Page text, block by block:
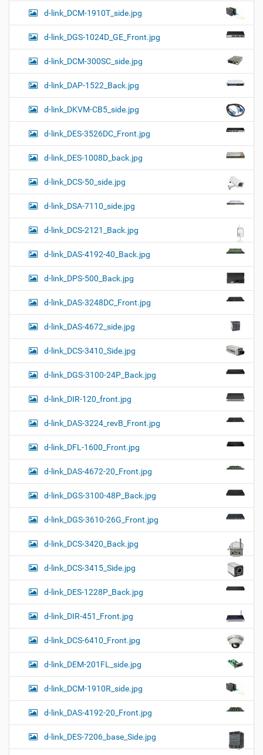
d-link_DCM-1910T_side.jpg
d-link_DGS-1024D_GE_Front.jpg
d-link_DCM-300SC_side.jpg
d-link_DAP-1522_Back.jpg
d-link_DKVM-CB5_side.jpg
d-link_DES-3526DC_Front.jpg
d-link_DES-1008D_back.jpg
d-link_DCS-50_side.jpg
d-link_DSA-7110_side.jpg
d-link_DCS-2121_Back.jpg
d-link_DAS-4192-40_Back.jpg
d-link_DPS-500_Back.jpg
d-link_DAS-3248DC_Front.jpg
d-link_DAS-4672_side.jpg
d-link_DCS-3410_Side.jpg
d-link_DGS-3100-24P_Back.jpg
d-link_DIR-120_front.jpg
d-link_DAS-3224_revB_Front.jpg
d-link_DFL-1600_Front.jpg
d-link_DAS-4672-20_Front.jpg
d-link_DGS-3100-48P_Back.jpg
d-link_DGS-3610-26G_Front.jpg
d-link_DCS-3420_Back.jpg
d-link_DCS-3415_Side.jpg
d-link_DES-1228P_Back.jpg
d-link_DIR-451_Front.jpg
d-link_DCS-6410_Front.jpg
d-link_DEM-201FL_side.jpg
d-link_DCM-1910R_side.jpg
d-link_DAS-4192-20_Front.jpg
d-link_DES-7206_base_Side.jpg